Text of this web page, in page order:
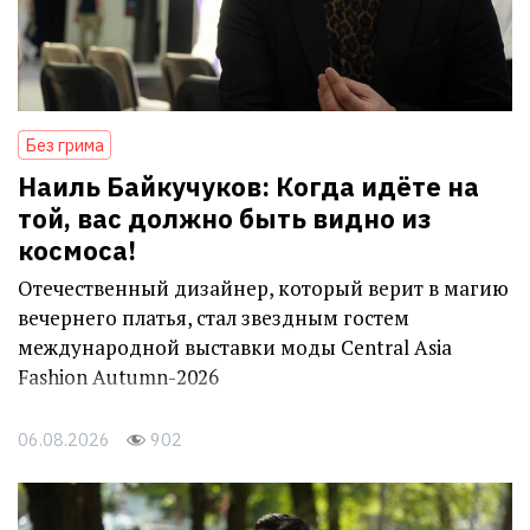
Без грима
Наиль Байкучуков: Когда идёте на
той, вас должно быть видно из
космоса!
Отечественный дизайнер, который верит в магию
вечернего платья, стал звездным гостем
международной выставки моды Central Asia
Fashion Autumn-2026
06.08.2026 902